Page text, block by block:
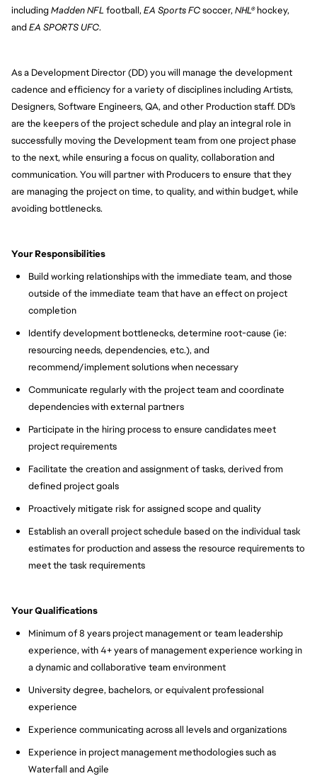
includingMadden NFL football,EA Sports FCsoccer,NHL®hockey,
andEA SPORTS UFC.
Asa Development Director (DD) you will manage the development
cadence and efficiency for a variety of disciplines including Artists,
Designers, Software Engineers, QA, and other Production staff. DD's
are the keepers of the project schedule and play an integral role in
successfully moving the Development team from one project phase
to the next, while ensuring a focus on quality, collaboration and
communication. You will partner with Producers to ensure that they
are managing the project on time, to quality, and within budget, while
avoiding bottlenecks.
Your Responsibilities
Build working relationships with the immediate team, and those
outside of the immediate team that have an effect on project
completion
Identify development bottlenecks, determine root-cause (ie:
resourcing needs, dependencies, etc.), and
recommend/implement solutions when necessary
Communicate regularly with the project team and coordinate
dependencies with external partners
Participate in the hiring process to ensure candidates meet
project requirements
Facilitate the creation and assignment of tasks, derived from
defined project goals
Proactively mitigate risk for assigned scope and quality
Establish an overall project schedule based on the individual task
estimates for production and assess the resource requirements to
meet the task requirements
Your Qualifications
Minimum of 8 years project management or team leadership
experience, with 4+ years of management experience working in
a dynamic and collaborative team environment
University degree, bachelors, or equivalent professional
experience
Experience communicating across all levels and organizations
Experience in project management methodologies such as
Waterfall and Agile